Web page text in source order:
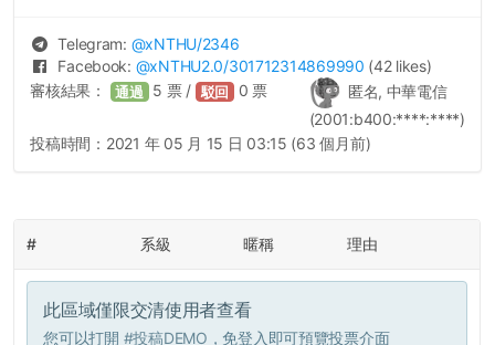
Telegram: @xNTHU/2346
Facebook: @xNTHU2.0/301712314869990 (42 likes)
匿名, 中華電信
(2001:b400:****:****)
審核結果： 通過 5 票 / 駁回 0 票
投稿時間： 2021 年 05 月 15 日 03:15 (63 個月前)
# 系級 暱稱 理由
此區域僅限交清使用者查看
您可以打開 #投稿DEMO ，免登入即可預覽投票介面